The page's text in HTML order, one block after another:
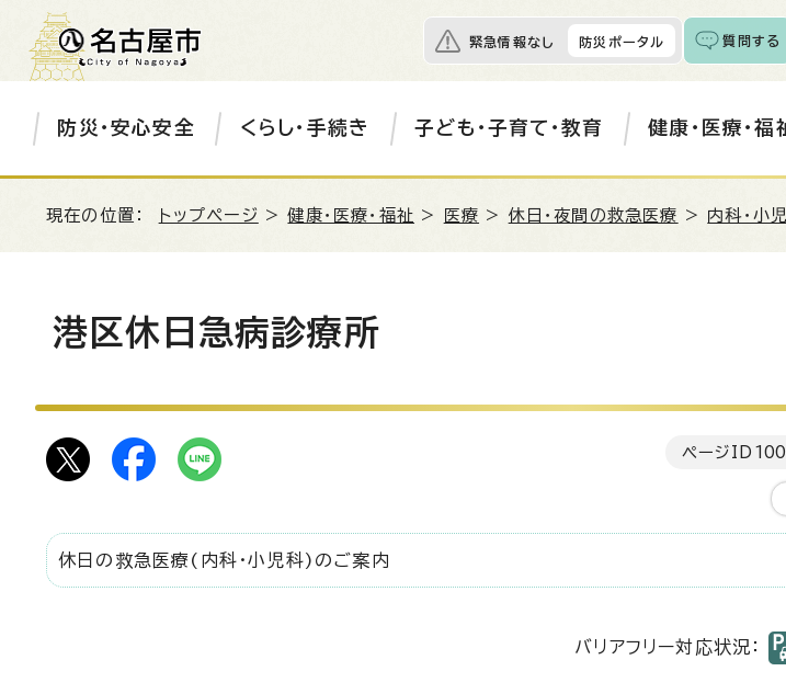
緊急情報なし 防災ポータル 質問する
防災・安心安全 くらし・手続き 子ども・子育て・教育 健康・医療・福
現在の位置： トップページ >健康・医療・福祉 > 医療 > 休日・夜間の救急医療 > 内科・小
港区休日急病診療所
ページID
休日の救急医療(内科・小児科)のご案内
バリアフリー対応状況：